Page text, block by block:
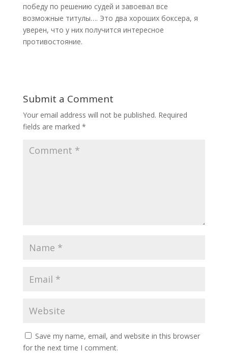
победу по решению судей и завоевал все
возможные титулы…. Это два хороших боксера, я
уверен, что у них получится интересное
противостояние.
Submit a Comment
Your email address will not be published. Required
fields are marked *
Save my name, email, and website in this browser
for the next time I comment.